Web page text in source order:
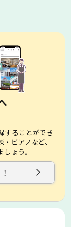
することができ
ビアノなど、
ょう。